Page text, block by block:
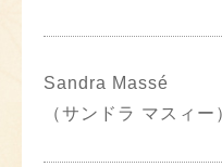
Sandra Massé
（サンドラ マスィー